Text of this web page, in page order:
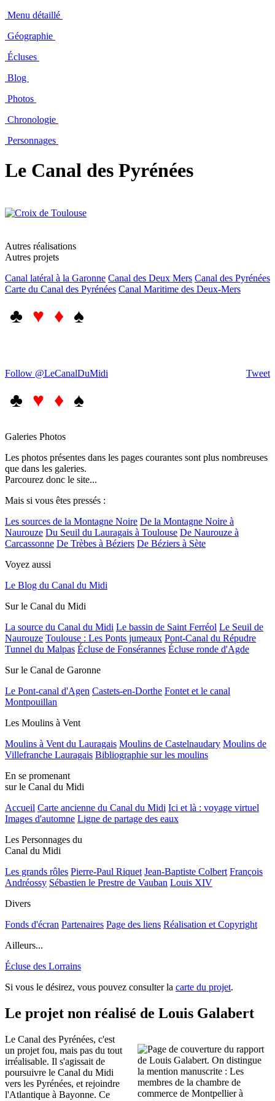
Menu détaillé
Géographie
Écluses
Blog
Photos
Chronologie
Personnages
Le Canal des Pyrénées
Autres réalisations
Autres projets
Canal latéral à la Garonne Canal des Deux Mers Canal des Pyrénées
Carte du Canal des Pyrénées Canal Maritime des Deux-Mers
♣ ♥ ♦ ♠
Tweet
Follow @LeCanalDuMidi
♣ ♥ ♦ ♠
Galeries Photos
Les photos présentes dans les pages courantes sont plus nombreuses
que dans les galeries.
Parcourez donc le site...
Mais si vous êtes pressés :
Les sources de la Montagne Noire De la Montagne Noire à
Naurouze Du Seuil du Lauragais à Toulouse De Naurouze à
Carcassonne De Trèbes à Béziers De Béziers à Sète
Voyez aussi
Le Blog du Canal du Midi
Sur le Canal du Midi
La source du Canal du Midi Le bassin de Saint Ferréol Le Seuil de
Naurouze Toulouse : Les Ponts jumeaux Pont-Canal du Répudre
Tunnel du Malpas Écluse de Fonsérannes Écluse ronde d'Agde
Sur le Canal de Garonne
Le Pont-canal d'Agen Castets-en-Dorthe Fontet et le canal
Montpouillan
Les Moulins à Vent
Moulins à Vent du Lauragais Moulins de Castelnaudary Moulins de
Villefranche Lauragais Bibliographie sur les moulins
En se promenant
sur le Canal du Midi
Accueil Carte ancienne du Canal du Midi Ici et là : voyage virtuel
Images d'automne Ligne de partage des eaux
Les Personnages du
Canal du Midi
Les grands rôles Pierre-Paul Riquet Jean-Baptiste Colbert François
Andréossy Sébastien le Prestre de Vauban Louis XIV
Divers
Fonds d'écran Partenaires Page des liens Réalisation et Copyright
Ailleurs...
Écluse des Lorrains
Si vous le désirez, vous pouvez consulter la carte du projet.
Le projet non réalisé de Louis Galabert
Le Canal des Pyrénées, c'est
un projet fou, mais pas du tout
irréalisable. Il s'agissait de
poursuivre le Canal du Midi
vers les Pyrénées, et rejoindre
l'Atlantique à Bayonne. Ce